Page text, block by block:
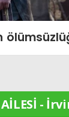
AİLESİ -